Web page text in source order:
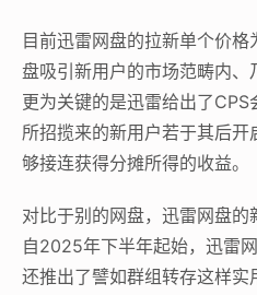
目前迅雷网盘的拉新单个价
盘吸引新用户的市场范畴内、
更为关键的是迅雷给出了
所招揽来的新用户若于其后
够接连获得分摊所得的收益。
对比于别的网盘，迅雷网盘的
自2025年下半年起始，迅雷
还推出了譬如群组转存这样